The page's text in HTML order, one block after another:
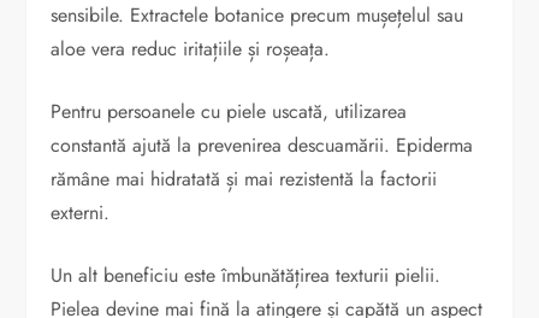
sensibile. Extractele botanice precum mușețelul sau
aloe vera reduc iritațiile și roșeața.
Pentru persoanele cu piele uscată, utilizarea
constantă ajută la prevenirea descuamării. Epiderma
rămâne mai hidratată și mai rezistentă la factorii
externi.
Un alt beneficiu este îmbunătățirea texturii pielii.
Pielea devine mai fină la atingere și capătă un aspect